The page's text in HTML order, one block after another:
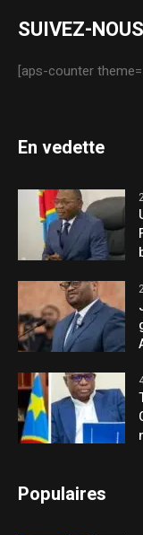
SUIVEZ-NOUS
[aps-counter
En vedette
Populaires